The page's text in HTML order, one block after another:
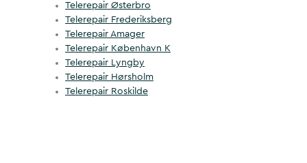
Telerepair Østerbro
Telerepair Frederiksberg
Telerepair Amager
Telerepair København K
Telerepair Lyngby
Telerepair Hørsholm
Telerepair Roskilde